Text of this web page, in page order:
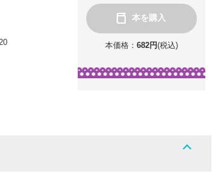
本を購入
本価格： 682円(税込)